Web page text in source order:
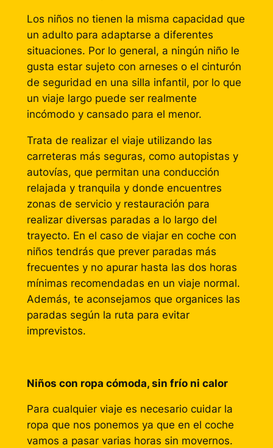
Los niños no tienen la misma capacidad que
un adulto para adaptarse a diferentes
situaciones. Por lo general, a ningún niño le
gusta estar sujeto con arneses o el cinturón
de seguridad en una silla infantil, por lo que
un viaje largo puede ser realmente
incómodo y cansado para el menor.
Trata de realizar el viaje utilizando las
carreteras más seguras, como autopistas y
autovías, que permitan una conducción
relajada y tranquila y donde encuentres
zonas de servicio y restauración para
realizar diversas paradas a lo largo del
trayecto. En el caso de viajar en coche con
niños tendrás que prever paradas más
frecuentes y no apurar hasta las dos horas
mínimas recomendadas en un viaje normal.
Además, te aconsejamos que organices las
paradas según la ruta para evitar
imprevistos.
Niños con ropa cómoda, sin frío ni calor
Para cualquier viaje es necesario cuidar la
ropa que nos ponemos ya que en el coche
vamos a pasar varias horas sin movernos.